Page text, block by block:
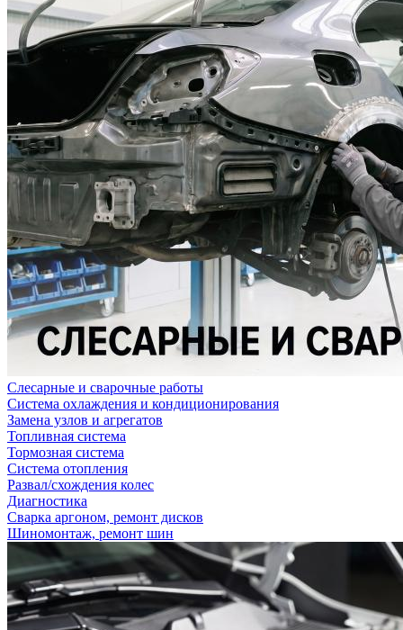
Слесарные и сварочные работы
Система охлаждения и кондиционирования
Замена узлов и агрегатов
Топливная система
Тормозная система
Система отопления
Развал/схождения колес
Диагностика
Сварка аргоном, ремонт дисков
Шиномонтаж, ремонт шин